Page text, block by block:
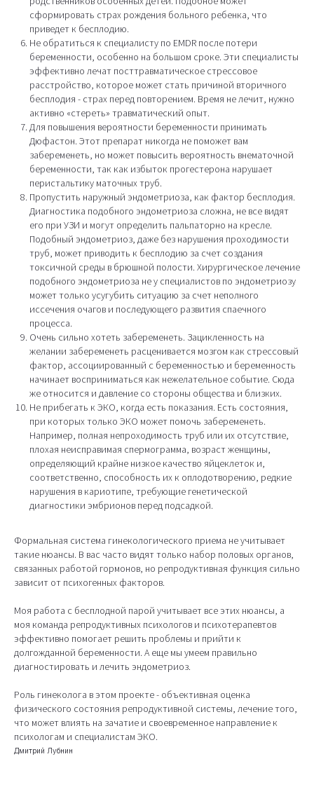
сформировать страх рождения больного ребенка, что
приведет к бесплодию.
Не обратиться к специалисту по EMDR после потери
беременности, особенно на большом сроке. Эти специалисты
эффективно лечат посттравматическое стрессовое
расстройство, которое может стать причиной вторичного
бесплодия - страх перед повторением. Время не лечит, нужно
активно «стереть» травматический опыт.
Для повышения вероятности беременности принимать
Дюфастон. Этот препарат никогда не поможет вам
забеременеть, но может повысить вероятность внематочной
беременности, так как избыток прогестерона нарушает
перистальтику маточных труб.
Пропустить наружный эндометриоза, как фактор бесплодия.
Диагностика подобного эндометриоза сложна, не все видят
его при УЗИ и могут определить пальпаторно на кресле.
Подобный эндометриоз, даже без нарушения проходимости
труб, может приводить к бесплодию за счет создания
токсичной среды в брюшной полости. Хирургическое лечение
подобного эндометриоза не у специалистов по эндометриозу
может только усугубить ситуацию за счет неполного
иссечения очагов и последующего развития спаечного
процесса.
Очень сильно хотеть забеременеть. Зацикленность на
желании забеременеть расценивается мозгом как стрессовый
фактор, ассоциированный с беременностью и беременность
начинает восприниматься как нежелательное событие. Сюда
же относится и давление со стороны общества и близких.
Не прибегать к ЭКО, когда есть показания. Есть состояния,
при которых только ЭКО может помочь забеременеть.
Например, полная непроходимость труб или их отсутствие,
плохая неисправимая спермограмма, возраст женщины,
определяющий крайне низкое качество яйцеклеток и,
соответственно, способность их к оплодотворению, редкие
нарушения в кариотипе, требующие генетической
диагностики эмбрионов перед подсадкой.
Формальная система гинекологического приема не учитывает
такие нюансы. В вас часто видят только набор половых органов,
связанных работой гормонов, но репродуктивная функция сильно
зависит от психогенных факторов.
Моя работа с бесплодной парой учитывает все этих нюансы, а
моя команда репродуктивных психологов и психотерапевтов
эффективно помогает решить проблемы и прийти к
долгожданной беременности. А еще мы умеем правильно
диагностировать и лечить эндометриоз.
Роль гинеколога в этом проекте - объективная оценка
физического состояния репродуктивной системы, лечение того,
что может влиять на зачатие и своевременное направление к
психологам и специалистам ЭКО.
Дмитрий Лубнин